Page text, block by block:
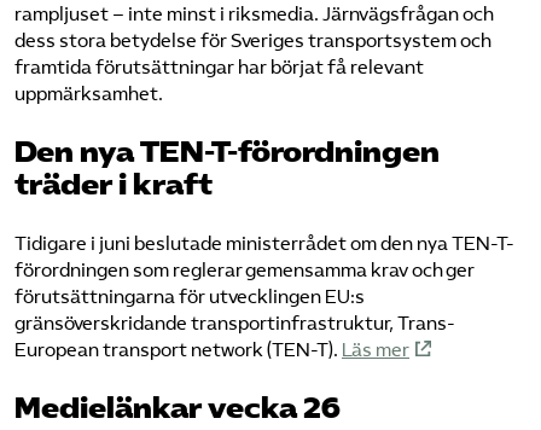
rampljuset – inte minst i riksmedia. Järnvägsfrågan och
dess stora betydelse för Sveriges transportsystem och
framtida förutsättningar har börjat få relevant
uppmärksamhet.
Den nya TEN-T-förordningen
träder i kraft
Tidigare i juni beslutade ministerrådet om den nya TEN-T-
förordningen som reglerar gemensamma krav och ger
förutsättningarna för utvecklingen EU:s
gränsöverskridande transportinfrastruktur, Trans-
European transport network (TEN-T). Läs mer
Medielänkar vecka 26